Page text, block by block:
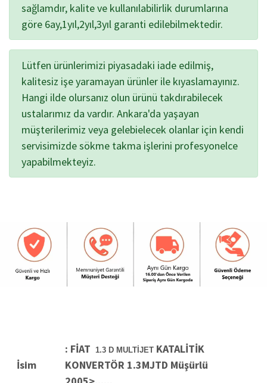
sağlamdır, kalite ve kullanılabilirlik durumlarına
göre 6ay,1yıl,2yıl,3yıl garanti edilebilmektedir.
Lütfen ürünlerimizi piyasadaki iade edilmiş,
kalitesiz işe yaramayan ürünler ile kıyaslamayınız.
Hangi ilde olursanız olun ürünü takdırabilecek
ustalarımız da vardır. Ankara'da yaşayan
müşterilerimiz veya gelebielecek olanlar için kendi
servisimizde sökme takma işlerini profesyonelce
yapabilmekteyiz.
İsim
: FİAT 1.3 D MULTİJET KATALİTİK
KONVERTÖR 1.3MJTD Müşürlü